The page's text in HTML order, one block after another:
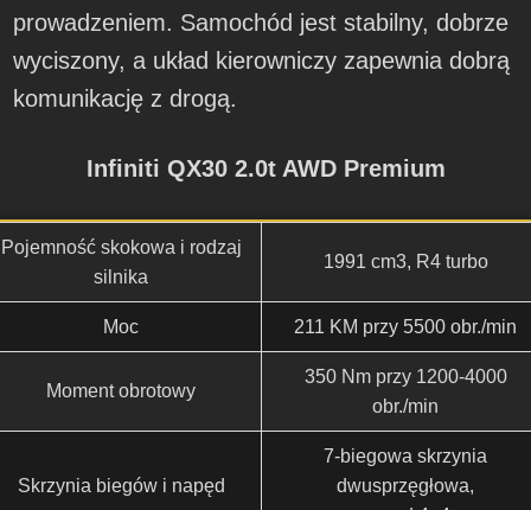
prowadzeniem. Samochód jest stabilny, dobrze
wyciszony, a układ kierowniczy zapewnia dobrą
komunikację z drogą.
Infiniti QX30 2.0t AWD Premium
Pojemność skokowa i rodzaj
silnika
1991 cm3, R4 turbo
Moc 211 KM przy 5500 obr./min
Moment obrotowy
350 Nm przy 1200-4000
obr./min
Skrzynia biegów i napęd
7-biegowa skrzynia
dwusprzęgłowa,